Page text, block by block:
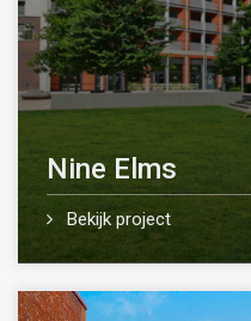
Nine Elms
Bekijk project